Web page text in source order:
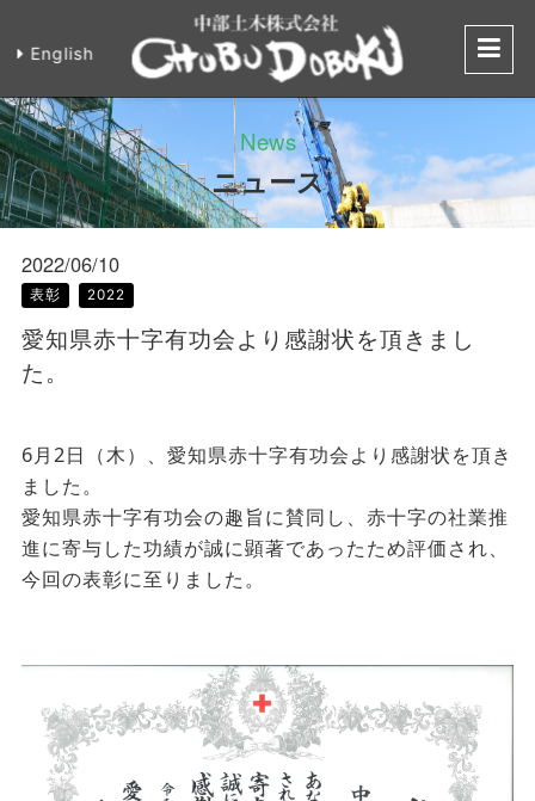
愛知県赤十字
English
News
ニュース
2022/06/10
表彰 2022
愛知県赤十字有功会より感謝状を頂きまし
た。
6月2日（木）、愛知県赤十字有功会より感謝状を頂き
ました。
愛知県赤十字有功会の趣旨に賛同し、赤十字の社業推
進に寄与した功績が誠に顕著であったため評価され、
今回の表彰に至りました。